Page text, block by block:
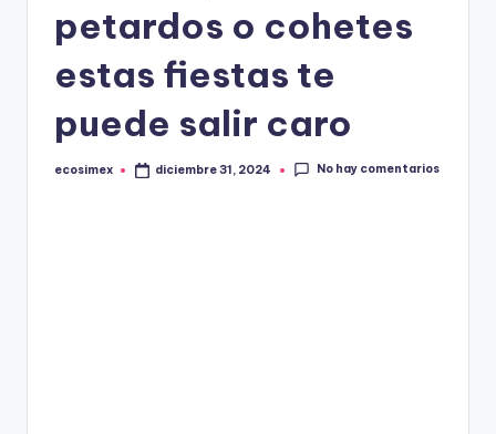
petardos o cohetes
estas fiestas te
puede salir caro
Publicado
ecosimex diciembre 31, 2024 No hay comentarios